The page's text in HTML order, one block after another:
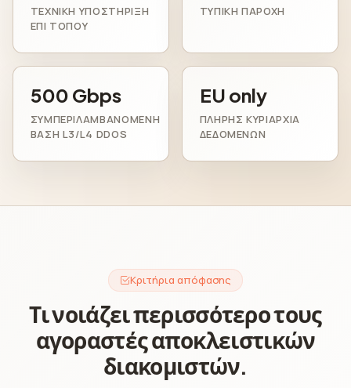
ΤΕΧΝΙΚΉ ΥΠΟΣΤΉΡΙΞΗ
ΕΠΊ ΤΌΠΟΥ
ΤΥΠΙΚΉ ΠΑΡΟΧΉ
500 Gbps
ΣΥΜΠΕΡΙΛΑΜΒΑΝΌΜΕΝΗ
ΒΆΣΗ L3/L4 DDOS
EU only
ΠΛΉΡΗΣ ΚΥΡΙΑΡΧΊΑ
ΔΕΔΟΜΈΝΩΝ
Κριτήρια απόφασης
Τι νοιάζει περισσότερο τους
αγοραστές αποκλειστικών
διακομιστών.